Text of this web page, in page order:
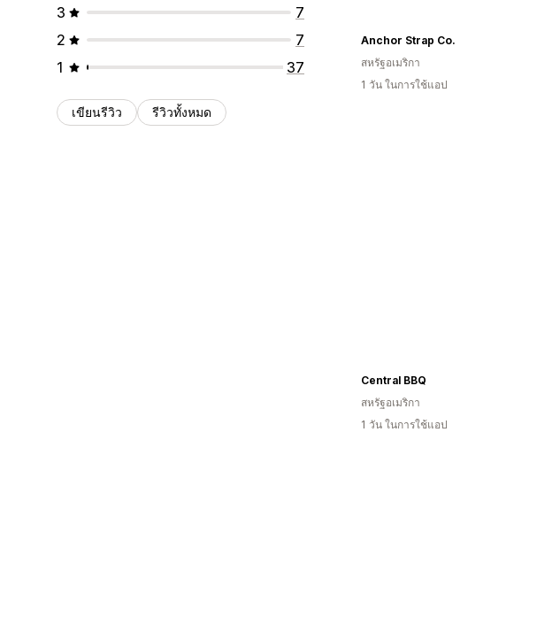
3
7
2
7
1
37
เขียนรีวิว รีวิวทั้งหมด
Anchor Strap Co.
สหรัฐอเมริกา
1 วัน ในการใช้แอป
Central BBQ
สหรัฐอเมริกา
1 วัน ในการใช้แอป